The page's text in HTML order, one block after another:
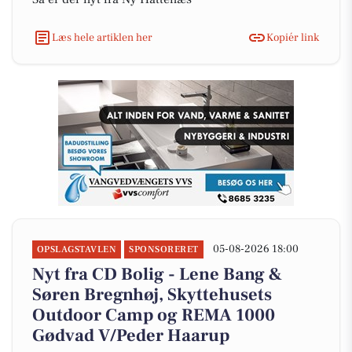
Læs hele artiklen her Kopiér link
OPSLAGSTAVLEN SPONSORERET 05-08-2026 18:00
Nyt fra CD Bolig - Lene Bang &
Søren Bregnhøj, Skyttehusets
Outdoor Camp og REMA 1000
Gødvad V/Peder Haarup